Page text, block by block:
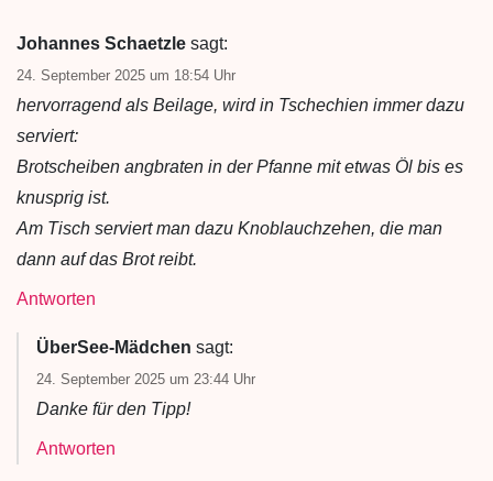
Johannes Schaetzle sagt:
24. September 2025 um 18:54 Uhr
hervorragend als Beilage, wird in Tschechien immer dazu
serviert:
Brotscheiben angbraten in der Pfanne mit etwas Öl bis es
knusprig ist.
Am Tisch serviert man dazu Knoblauchzehen, die man
dann auf das Brot reibt.
Antworten
ÜberSee-Mädchen sagt:
24. September 2025 um 23:44 Uhr
Danke für den Tipp!
Antworten